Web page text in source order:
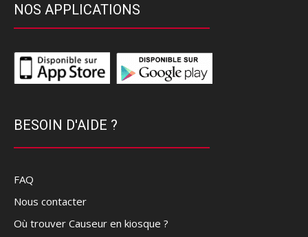
NOS APPLICATIONS
BESOIN D'AIDE ?
FAQ
Nous contacter
Où trouver Causeur en kiosque ?